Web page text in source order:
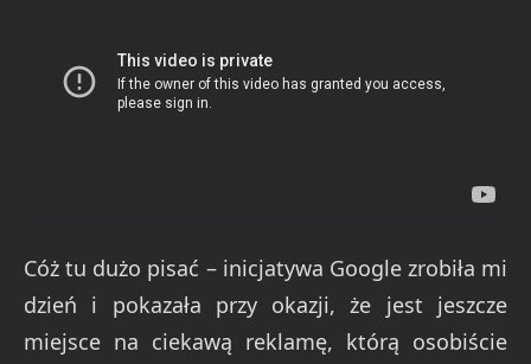
Cóż tu dużo pisać – inicjatywa Google zrobiła mi
dzień i pokazała przy okazji, że jest jeszcze
miejsce na ciekawą reklamę, którą osobiście